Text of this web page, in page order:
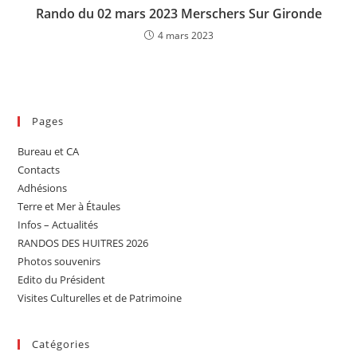
Rando du 02 mars 2023 Merschers Sur Gironde
4 mars 2023
Pages
Bureau et CA
Contacts
Adhésions
Terre et Mer à Étaules
Infos – Actualités
RANDOS DES HUITRES 2026
Photos souvenirs
Edito du Président
Visites Culturelles et de Patrimoine
Catégories